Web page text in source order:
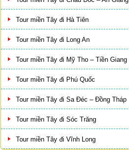
Tour miền Tây đi Hà Tiên
Tour miền Tây đi Long An
Tour miền Tây đi Mỹ Tho – Tiền Giang
Tour miền Tây đi Phú Quốc
Tour miền Tây đi Sa Đéc – Đồng Tháp
Tour miền Tây đi Sóc Trăng
Tour miền Tây đi Vĩnh Long